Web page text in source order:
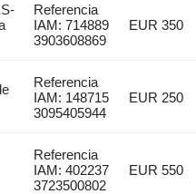
Referencia
IAM: 714889
3903608869
EUR 350
Referencia
IAM: 148715
3095405944
EUR 250
Referencia
IAM: 402237
3723500802
EUR 550